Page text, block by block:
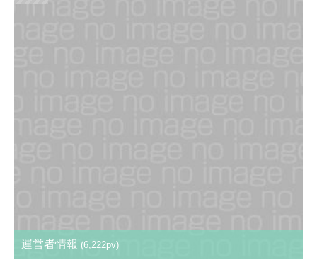
運営者情報 (6,222pv)